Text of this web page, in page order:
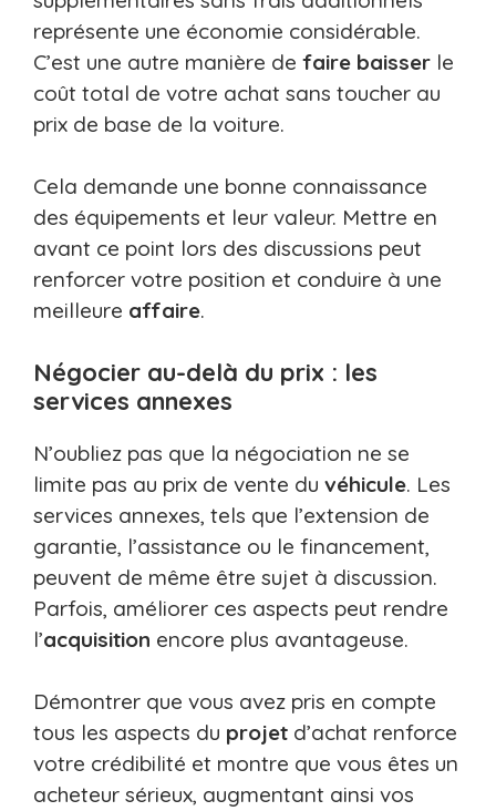
représente une économie considérable.
C’est une autre manière de faire baisser le
coût total de votre achat sans toucher au
prix de base de la voiture.
Cela demande une bonne connaissance
des équipements et leur valeur. Mettre en
avant ce point lors des discussions peut
renforcer votre position et conduire à une
meilleure affaire.
Négocier au-delà du prix : les
services annexes
N’oubliez pas que la négociation ne se
limite pas au prix de vente du véhicule. Les
services annexes, tels que l’extension de
garantie, l’assistance ou le financement,
peuvent de même être sujet à discussion.
Parfois, améliorer ces aspects peut rendre
l’acquisition encore plus avantageuse.
Démontrer que vous avez pris en compte
tous les aspects du projet d’achat renforce
votre crédibilité et montre que vous êtes un
acheteur sérieux, augmentant ainsi vos